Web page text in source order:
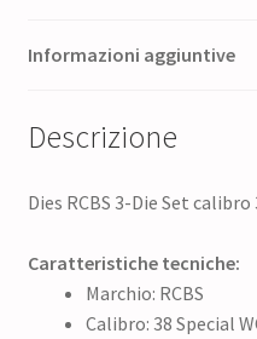
Informazioni aggiuntive
Descrizione
Dies RCBS 3-Die Set
Caratteristiche tecniche:
Marchio: RCBS
Calibro: 38 Special